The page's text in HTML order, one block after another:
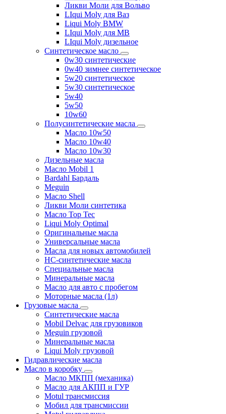
Ликви Моли для Вольво
LIqui Moly для Ваз
Liqui Moly BMW
LIqui Moly для MB
LIqui Moly дизельное
Синтетическое масло
0w30 синтетические
0w40 зимнее синтетическое
5w20 синтетическое
5w30 синтетическое
5w40
5w50
10w60
Полусинтетические масла
Масло 10w50
Масло 10w40
Масло 10w30
Дизельные масла
Масло Mobil 1
Bardahl Бардаль
Meguin
Масло Shell
Ликви Моли синтетика
Масло Top Tec
Liqui Moly Optimal
Оригинальные масла
Универсальные масла
Масла для новых автомобилей
HC-синтетические масла
Специальные масла
Минеральные масла
Масло для авто с пробегом
Моторные масла (1л)
Грузовые масла
Синтетические масла
Mobil Delvac для грузовиков
Meguin грузовой
Минеральные масла
Liqui Moly грузовой
Гидравлические масла
Масло в коробку
Масло МКПП (механика)
Масло для АКПП и ГУР
Motul трансмиссия
Мобил для трансмиссии